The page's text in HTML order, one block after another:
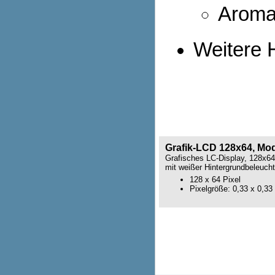
Weitere
Grafik-LCD 128x64,
Grafisches LC-Display,
mit weißer
128 x 64 Pixel
Pixelgröße: 0,33 x 0,33